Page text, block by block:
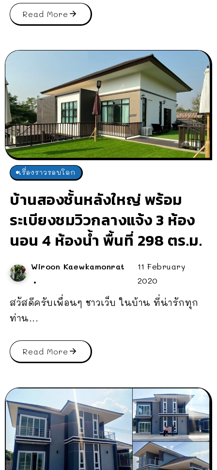
Read More
เรื่องราวรอบโลก
บ้านสองชั้นหลังใหญ่ พร้อม
ระเบียงชมวิวกลางแจ้ง 3 ห้อง
นอน 4 ห้องน้ำ พื้นที่ 298 ตร.ม.
Wiroon Kaewkamonrat
11 February
2020
สวัสดีครับเพื่อนๆ ชาวเว็บ ในบ้าน ที่น่ารักทุก
ท่าน...
Read More